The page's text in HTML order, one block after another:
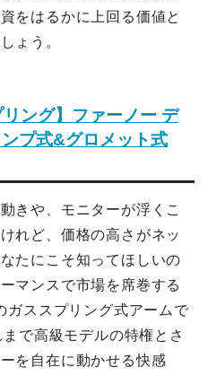
をはるかに上回る価値と
ょう。
リング】ファーノー デ
プ式&グロメット式
きや、モニターが浮くこ
れど、価格の高さがネッ
たにこそ知ってほしいの
マンスで市場を席巻する
ガススプリング式アームで
で高級モデルの特権とさ
を自在に動かせる快感